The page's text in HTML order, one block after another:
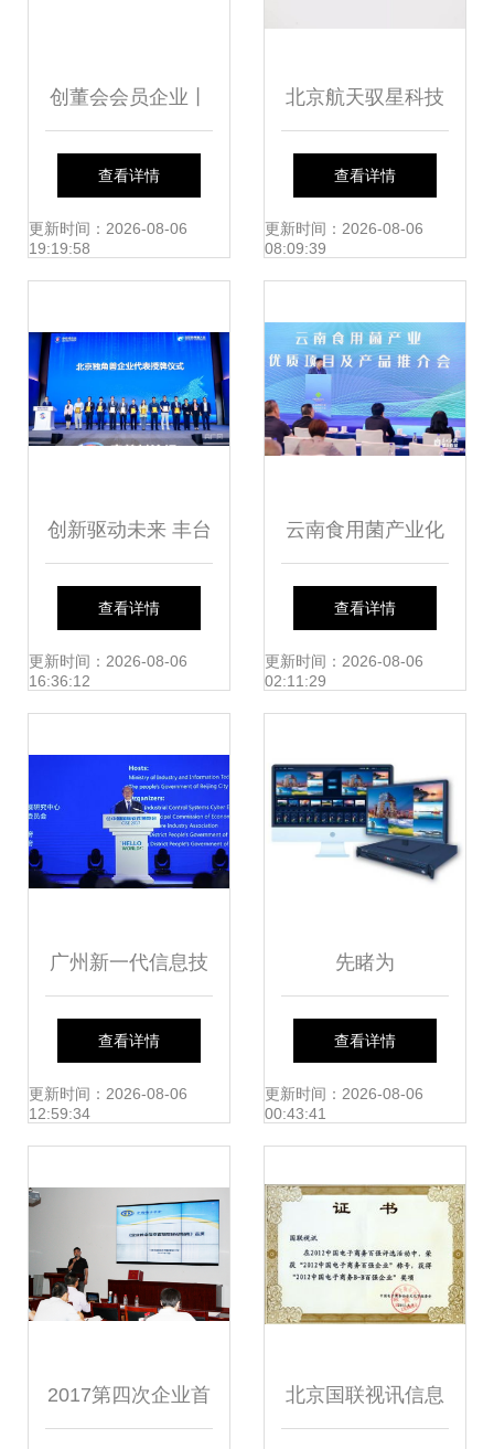
创董会会员企业丨
5g点燃数字经济,数
知科技受邀参加
新论坛
查看详情
更新时间：2026-08-06
19:19:58
北京航天驭星科技
信息技术咨询服务
引领企业数字化转
查看详情
更新时间：2026-08-06
08:09:39
创新驱动未来 丰台
区独角兽企业在中
关村论坛崭露头
助力科技腾飞
查看详情
更新时间：2026-08-06
16:36:12
云南食用菌产业化
合作新篇章 闽滇携
手助推数字农业与
查看详情
更新时间：2026-08-06
02:11:29
广州新一代信息技
术产业政策推介会
在北京成功举行，
技术咨询服务
查看详情
更新时间：2026-08-06
12:59:34
先睹为
快!CCBN2019参展
企业亮点来袭
查看详情
更新时间：2026-08-06
00:43:41
2017第四次企业首 北京国联视讯信息